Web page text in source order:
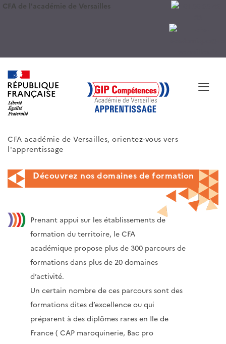
CFA de l'académie de Versailles
≡
CFA académie de Versailles, orientez-vous vers
l'apprentissage
Découvrez nos domaines de formation
Prenant appui sur les établissements de
formation du territoire, le CFA
académique propose plus de 300 parcours de
formations dans plus de 20 domaines
d’activité.
Un certain nombre de ces parcours sont des
formations dites d’excellence ou qui
préparent à des diplômes rares en Ile de
France ( CAP maroquinerie, Bac pro